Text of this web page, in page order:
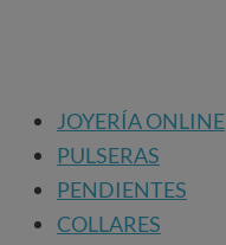
JOYERÍA ONLINE
PULSERAS
PENDIENTES
COLLARES